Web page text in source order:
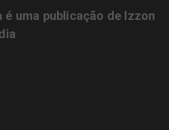
é uma publicação de Izzon